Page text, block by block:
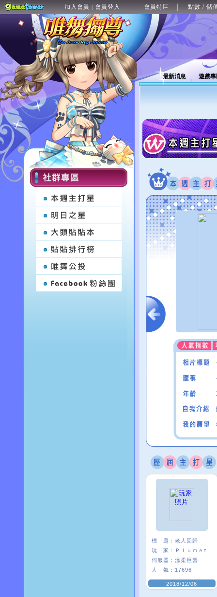
加入會員 | 會員登入 會員特區 點數 / 儲
最新消息 遊戲
標 題： 老人回歸
玩 家：
Ｐｌｕｍｅτ
伺服器： 溫柔巨蟹
人 氣： 17696
2018/12/06